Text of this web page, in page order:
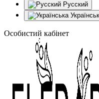
Русский
Особистий кабінет